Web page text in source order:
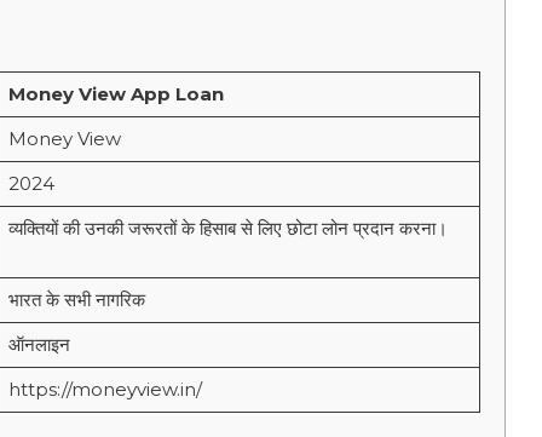
Money View App Loan
Money View
2024
व्यक्तियों की उनकी जरूरतों के हिसाब से लिए छोटा लोन प्रदान करना।
भारत के सभी नागरिक
ऑनलाइन
https://moneyview.in/